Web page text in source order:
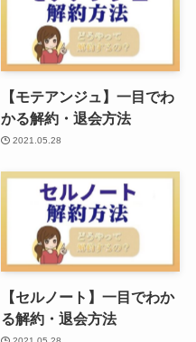
【モテアンジュ】一目でわ
かる解約・退会方法
2021.05.28
【セルノート】一目でわか
る解約・退会方法